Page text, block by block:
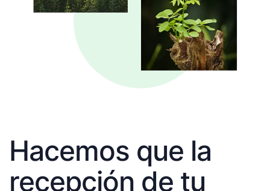
Hacemos que la
recepción de tu